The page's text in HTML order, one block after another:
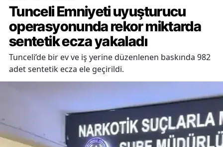
Tunceli Emniyeti uyuşturucu
operasyonunda rekor miktarda
sentetik ecza yakaladı
Tunceli’de bir ev ve iş yerine düzenlenen baskında 982
adet sentetik ecza ele geçirildi.